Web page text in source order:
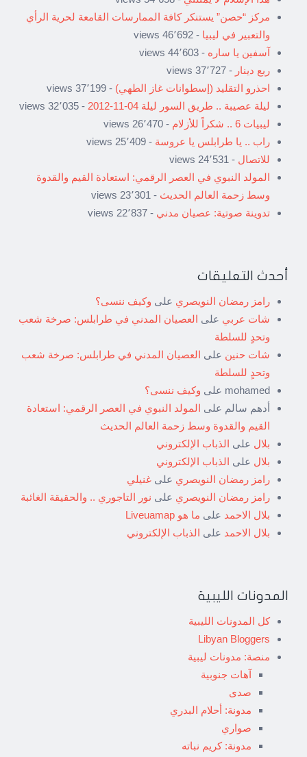
مركز “حصن” يستنكر كافة الممارسات القامعة لحرية الرأي
والتعبير في ليبيا - 46٬692 views
آسفين يا ساره - 44٬603 views
ربع دينار - 37٬727 views
احذرو التقليد (إسطوانات غاز الطهي) - 37٬199 views
ليلة عصيبة .. طريق السور ليلة 04-11-2012
- 32٬035 views
ليبيات 6 .. شكراً للأزلام
- 26٬470 views
راب .. يا طرابلس يا عروسة - 25٬409 views
للاتصال - 24٬531 views
المولد النبوي في العصر الرقمي: استعادة القيم والقدوة
وسط زحمة العالم الحديث - 23٬301 views
تدوينة صوتية: عصيان مدني - 22٬837 views
أحدث التعليقات
رامز رمضان النويصري على وكيف ننسى؟
شات عربي على العصيان المدني في طرابلس: صرخة شعب
وتحدٍ للسلطة
شات حنين على العصيان المدني في طرابلس: صرخة شعب
وتحدٍ للسلطة
mohamed على وكيف ننسى؟
أدهم سالم على المولد النبوي في العصر الرقمي: استعادة
القيم والقدوة وسط زحمة العالم الحديث
بلال على الذباب الإلكتروني
بلال على الذباب الإلكتروني
رامز رمضان النويصري على غنيلي
رامز رمضان النويصري على نور التاجوري .. والحقيقة الغائبة
بلال الاحمد على ما هو Liveuamap
بلال الاحمد على الذباب الإلكتروني
المدونات الليبية
كل المدونات الليبية
Libyan Bloggers
منصة: مدونات ليبية
آهات جنوبية
صدى
مدونة: أحلام البدري
صواري
مدونة: كريم نباته